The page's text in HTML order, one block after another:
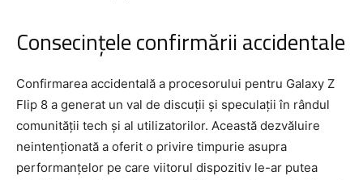
Consecințele confirmării accidentale
Confirmarea accidentală a procesorului pentru Galaxy Z
Flip 8 a generat un val de discuții și speculații în rândul
comunității tech și al utilizatorilor. Această dezvăluire
neintenționată a oferit o privire timpurie asupra
performanțelor pe care viitorul dispozitiv le-ar putea